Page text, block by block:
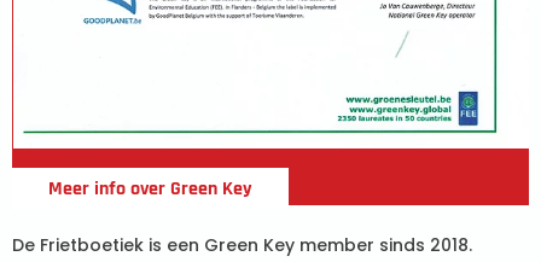
Meer info over Green Key
De Frietboetiek is een Green Key member sinds 2018.